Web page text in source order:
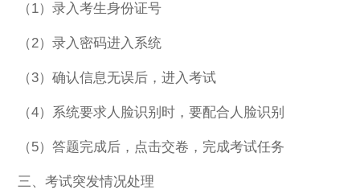
（1）录入考生身份证号
（2）录入密码进入系统
（3）确认信息无误后，进入考试
（4）系统要求人脸识别时，要配合人脸识别
（5）答题完成后，点击交卷，完成考试任务
三、考试突发情况处理